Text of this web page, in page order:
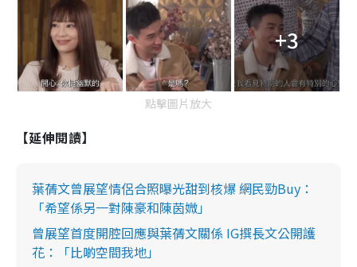
+3
點擊圖片放大
【延伸閱讀】
葉蒨文曾展望情侶合照曝光甜到核爆 網民勁Buy：
「希望係另一對陳豪和陳茵媺」
曾展望首度開腔回應與葉蒨文關係 IG撰長文公開護
花：「比啲空間我地」